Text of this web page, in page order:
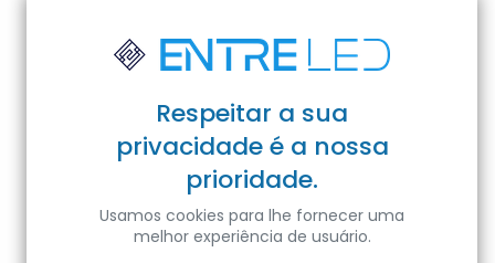
Respeitar a sua
privacidade é a nossa
prioridade.
Usamos cookies para lhe fornecer uma
melhor experiência de usuário.